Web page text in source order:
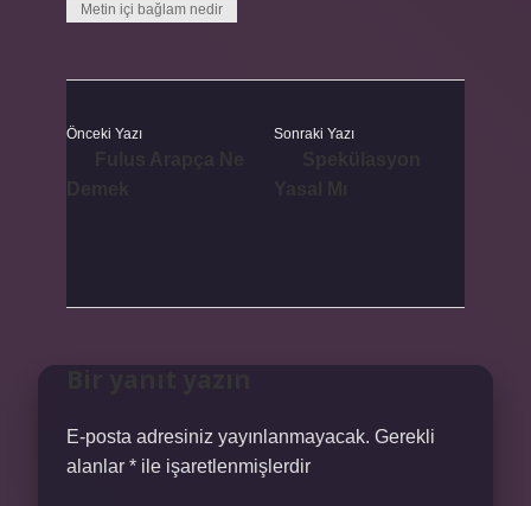
Metin içi bağlam nedir
Önceki Yazı Sonraki Yazı
E-posta adresiniz yayınlanmayacak. Gerekli
alanlar * ile işaretlenmişlerdir